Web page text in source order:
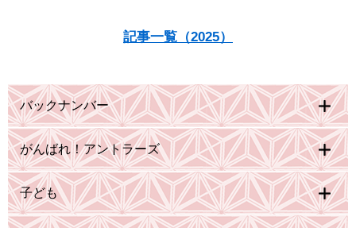
記事一覧（2025）
バックナンバー
がんばれ！アントラーズ
子ども